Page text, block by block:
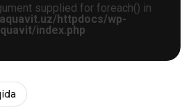
supplied for foreach() in
httpdocs/wp-
index.php